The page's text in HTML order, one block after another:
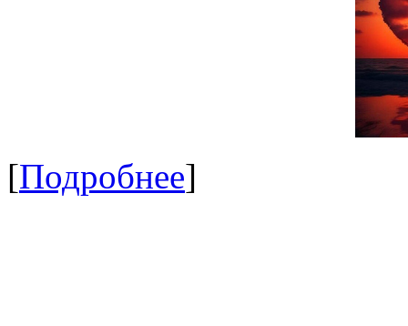
[Подробнее]